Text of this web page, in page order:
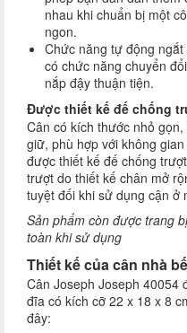
nhau khi chuẩn bị một
ngon.
Chức năng tự động
có chức năng chuyển
nắp đậy thuận tiện.
Được thiết kế đế chống
Cân có kích thước nhỏ
giữ, phù hợp với không
được thiết kế đế chống
trượt do thiết kế chân mở
tuyệt đối khi sử dụng cận ở
Sản phẩm còn được trang
toàn khi sử dụng
Thiết kế của cân nhà
Cân Joseph Joseph 40054
đĩa có kích cỡ 22 x 18 x 8
đây: